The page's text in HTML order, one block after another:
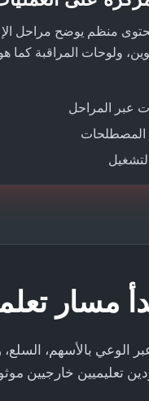
منظم يوضح مراحل
ولوحات المراقبة
عبر المراحل
مسار
بالأسهم،
تعليميين خارجيين